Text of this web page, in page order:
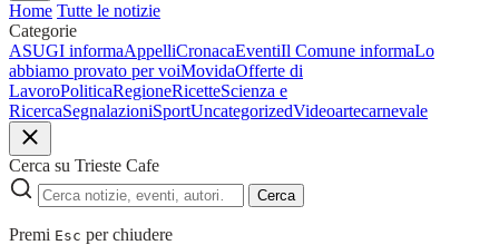
Home Tutte le notizie
Categorie
ASUGI informaAppelliCronacaEventiIl Comune informaLo
abbiamo provato per voiMovidaOfferte di
LavoroPoliticaRegioneRicetteScienza e
RicercaSegnalazioniSportUncategorizedVideoartecarnevale
Cerca su Trieste Cafe
Cerca
Premi Esc per chiudere